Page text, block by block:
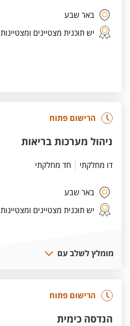
באר שבע
יש תוכנית מצטיינים ומצטיינות
הרישום פתוח
ניהול מערכות בריאות
דו מחלקתי חד מחלקתי
באר שבע
יש תוכנית מצטיינים ומצטיינות
מומלץ לשלב עם
הרישום פתוח
הנדסה כימית